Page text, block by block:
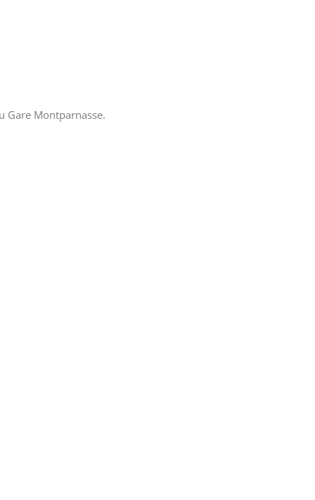
Gare Montparnasse.